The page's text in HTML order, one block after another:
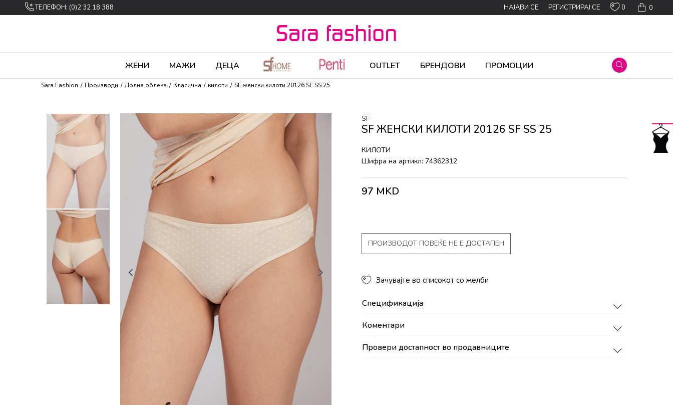
ТЕЛЕФОН: (0)2 32 18 388 0
0
НАЈАВИ СЕ РЕГИСТРИРАЈ СЕ
ЖЕНИ МАЖИ ДЕЦА OUTLET БРЕНДОВИ ПРОМОЦИИ
Sara Fashion Производи Долна облека Класична килоти SF женски килоти 20126 SF SS 25
SF
SF ЖЕНСКИ КИЛОТИ 20126 SF SS 25
КИЛОТИ
Шифра на артикл: 74362312
97 MKD
ПРОИЗВОДОТ ПОВЕЌЕ НЕ Е ДОСТАПЕН
Зачувајте во списокот со желби
Спецификација
Коментари
Провери достапност во продавниците